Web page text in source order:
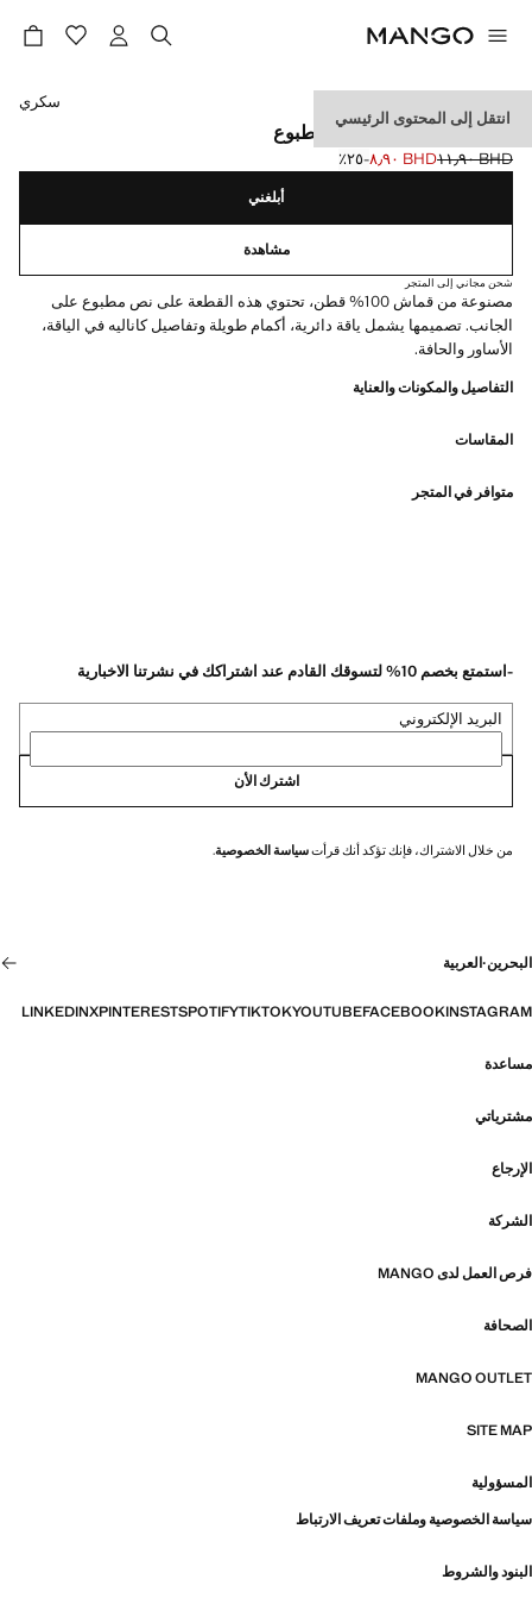
انتقل إلى المحتوى الرئيسي
سويت شيرت قطن بنص مطبوع
السعر الأول محذوف [BHD ١١٫٩٠ ]
BHD ١١٫٩٠
السعر الحالي [BHD ٨٫٩٠ ]BHD ٨٫٩٠ ؜-٢٥٪؜
حدد اللون
سكري
أبلغني
مشاهدة
شحن مجاني إلى المتجر
مصنوعة من قماش 100% قطن، تحتوي هذه القطعة على نص مطبوع على
الجانب. تصميمها يشمل ياقة دائرية، أكمام طويلة وتفاصيل كاناليه في الياقة،
الأساور والحافة.
التفاصيل والمكونات والعناية
المقاسات
متوافر في المتجر
-استمتع بخصم 10% لتسوقك القادم عند اشتراكك في نشرتنا الاخبارية
البريد الإلكتروني
اشترك الأن
من خلال الاشتراك، فإنك تؤكد أنك قرأتسياسة الخصوصية.
البحرين·العربية
INSTAGRAM
FACEBOOK
YOUTUBE
TIKTOK
SPOTIFY
PINTEREST
X
LINKEDIN
مساعدة
مشترياتي
الإرجاع
الشركة
فرص العمل لدى MANGO
الصحافة
MANGO OUTLET
SITE MAP
المسؤولية
سياسة الخصوصية وملفات تعريف الارتباط
البنود والشروط